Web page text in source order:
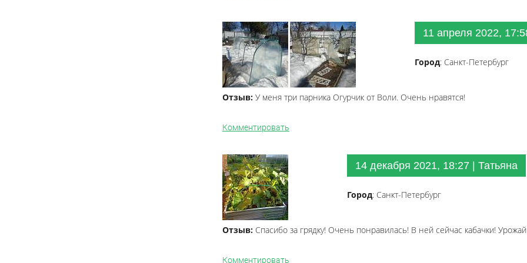
11 апреля 2022,
Город: Санкт-Петербург
Отзыв: У меня три парника Огурчик от Воли. Очень нравятся!
Комментировать
14 декабря 2021, 18:27 | Татьяна
Город: Санкт-Петербург
Отзыв: Спасибо за грядку! Очень понравилась! В ней сейчас кабачки! Урожай
Комментировать